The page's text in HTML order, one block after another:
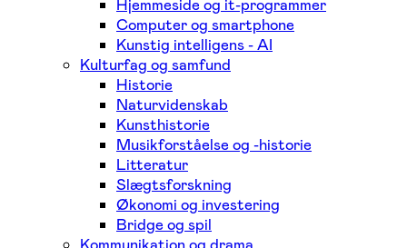
Hjemmeside og it-programmer
Computer og smartphone
Kunstig intelligens - AI
Kulturfag og samfund
Historie
Naturvidenskab
Kunsthistorie
Musikforståelse og -historie
Litteratur
Slægtsforskning
Økonomi og investering
Bridge og spil